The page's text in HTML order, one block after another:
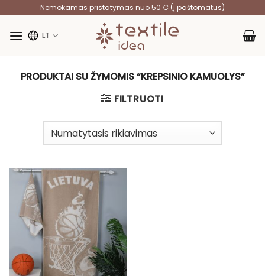
content
Nemokamas pristatymas nuo 50 € (į paštomatus)
LT
PRODUKTAI SU ŽYMOMIS “KREPSINIO KAMUOLYS”
FILTRUOTI